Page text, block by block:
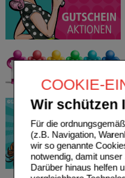
COOKIE-
Wir schützen
Für die
(z.B. Navigation,
wir so genannte
notwendig, damit
Darüber hinaus helfen